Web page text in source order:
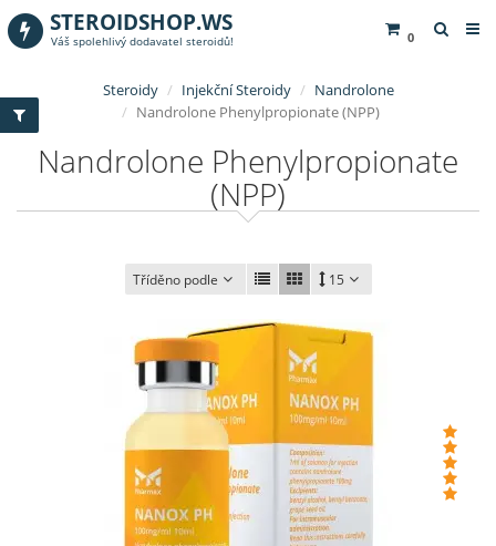
0
STEROIDSHOP.WS
Váš spolehlivý dodavatel steroidů!
Steroidy Injekční Steroidy
Nandrolone
Nandrolone Phenylpropionate (NPP)
Nandrolone Phenylpropionate
(NPP)
Tříděno podle 15